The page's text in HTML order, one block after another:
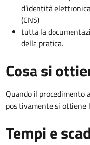
d’identità
(CNS)
tutta la
della pratica.
Cosa si
Quando il procedimento
positivamente si ottiene
Tempi e